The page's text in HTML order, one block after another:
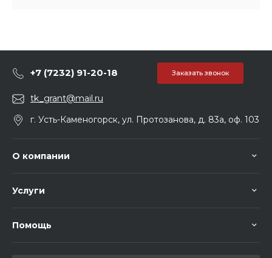
+7 (7232) 91-20-18 Заказать звонок
tk_grant@mail.ru
г. Усть-Каменогорск, ул. Протозанова, д. 83а, оф. 103
О компании
Услуги
Помощь